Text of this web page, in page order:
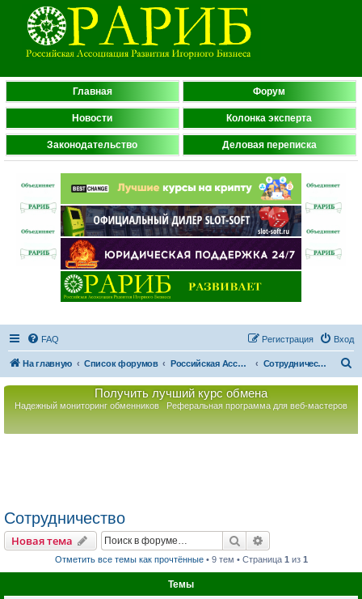
Главная Форум
Новости Колонка эксперта
Законодательство Деловая переписка
FAQ Вход
Регистрация
На главную Список форумов Российская Ассоциация Развития Игорного Бизнеса Сотрудничество
Получить лучший курс обмена
Надежный мониторинг обменников Реферальная программа для веб-мастеров
Сотрудничество
Новая тема Поиск
Отметить все темы как прочтённые• 9 тем • Страница 1 из 1
Темы